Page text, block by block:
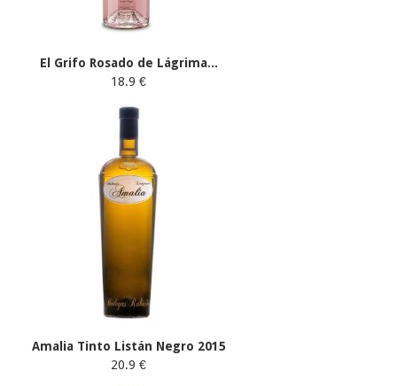
El Grifo Rosado de Lágrima...
18.9 €
Amalia Tinto Listán Negro 2015
20.9 €